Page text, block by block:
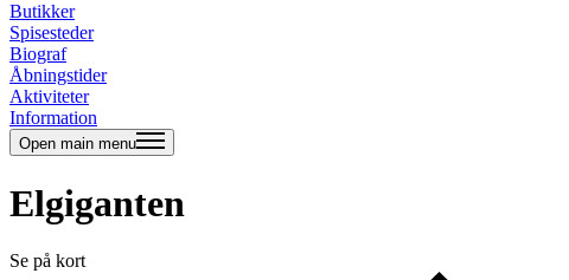
Butikker
Spisesteder
Biograf
Åbningstider
Aktiviteter
Information
Open main menu
Elgiganten
Se på kort